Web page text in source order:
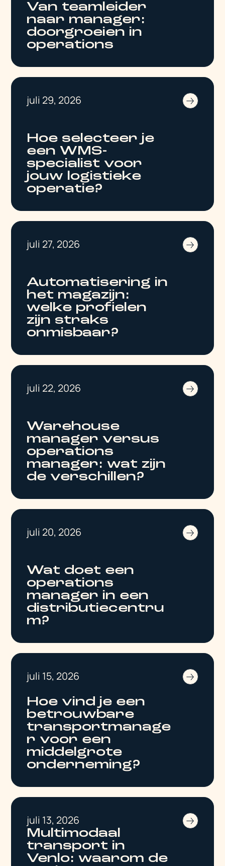
Van teamleider
naar manager:
doorgroeien in
operations
juli 29, 2026
Hoe selecteer je
een WMS-
specialist voor
jouw logistieke
operatie?
juli 27, 2026
Automatisering in
het magazijn:
welke profielen
zijn straks
onmisbaar?
juli 22, 2026
Warehouse
manager versus
operations
manager: wat zijn
de verschillen?
juli 20, 2026
Wat doet een
operations
manager in een
distributiecentru
m?
juli 15, 2026
Hoe vind je een
betrouwbare
transportmanage
r voor een
middelgrote
onderneming?
juli 13, 2026
Multimodaal
transport in
Venlo: waarom de